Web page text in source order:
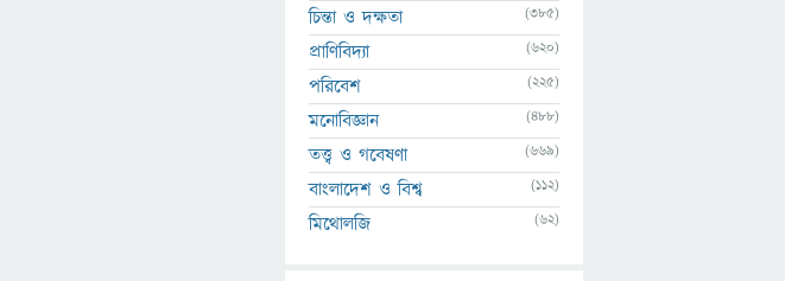
চিন্তা ও দক্ষতা (385)
প্রাণিবিদ্যা (620)
পরিবেশ (225)
মনোবিজ্ঞান (488)
তত্ত্ব ও গবেষণা (669)
বাংলাদেশ ও বিশ্ব (112)
মিথোলজি (62)